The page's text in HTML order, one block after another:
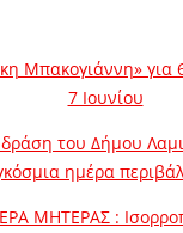
Μπακογιάννη» για
7 Ιουνίου
δράση του Δήμου
ημέρα
ΜΗΤΕΡΑΣ :